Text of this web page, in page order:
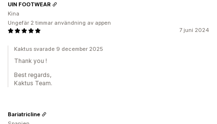
7 juni 2024
UIN FOOTWEAR
Kina
Ungefär 2 timmar användning av appen
Kaktus svarade 9 december 2025
Thank you !
Best regards,
Kaktus Team.
Bariatricline